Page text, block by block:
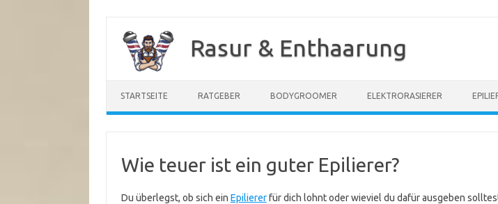
Inhalt
springen
Rasur & Enthaarung
STARTSEITE RATGEBER BODYGROOMER ELEKTRORASIERER
Wie teuer ist ein guter Epilierer?
Du überlegst, ob sich ein Epiliererfür dich lohnt oder wieviel du dafür ausgeben